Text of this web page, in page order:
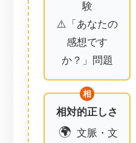
験
⚠️「あなたの
感想です
か？」問題
相対的正しさ
🌍 文脈・文